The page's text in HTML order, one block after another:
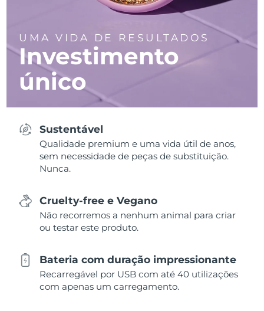
UMA VIDA DE RESULTADOS
Investimento
único
Sustentável
Qualidade premium e uma vida útil de anos,
sem necessidade de peças de substituição.
Nunca.
Cruelty-free e Vegano
Não recorremos a nenhum animal para criar
ou testar este produto.
Bateria com duração impressionante
Recarregável por USB com até 40 utilizações
com apenas um carregamento.